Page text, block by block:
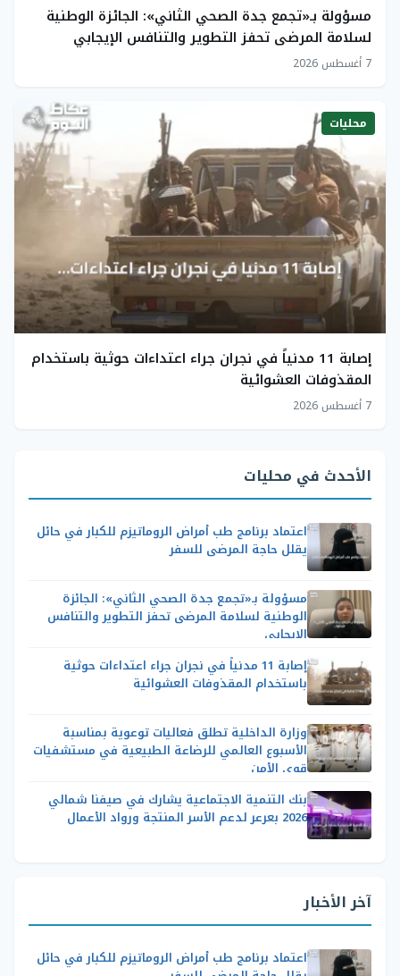
مسؤولة بـ«تجمع جدة الصحي الثاني»: الجائزة الوطنية
لسلامة المرضى تحفز التطوير والتنافس الإيجابي
7 أغسطس 2026
محليات
إصابة 11 مدنياً في نجران جراء اعتداءات حوثية باستخدام
المقذوفات العشوائية
7 أغسطس 2026
الأحدث في محليات
اعتماد برنامج طب أمراض الروماتيزم للكبار في حائل
يقلل حاجة المرضى للسفر
مسؤولة بـ«تجمع جدة الصحي الثاني»: الجائزة
الوطنية لسلامة المرضى تحفز التطوير والتنافس
الإيجابي
إصابة 11 مدنياً في نجران جراء اعتداءات حوثية
باستخدام المقذوفات العشوائية
وزارة الداخلية تطلق فعاليات توعوية بمناسبة
الأسبوع العالمي للرضاعة الطبيعية في مستشفيات
قوى الأمن
بنك التنمية الاجتماعية يشارك في صيفنا شمالي
2026 بعرعر لدعم الأسر المنتجة ورواد الأعمال
آخر الأخبار
اعتماد برنامج طب أمراض الروماتيزم للكبار في حائل